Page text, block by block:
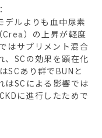
：
ルよりも血中尿素
Crea）の上昇が軽度
はサプリメント混合
、SCの効果を顕在化
SCあり群でBUNと
はSCによる影響では
に進行したためで